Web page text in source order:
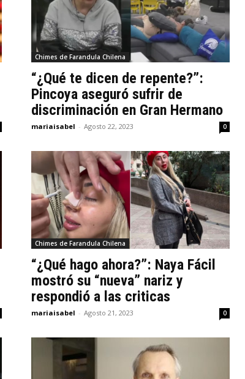
Chimes de Farandula Chilena
“¿Qué te dicen de repente?”:
Pincoya aseguró sufrir de
discriminación en Gran Hermano
mariaisabel - Agosto 22, 2023 0
Chimes de Farandula Chilena
“¿Qué hago ahora?”: Naya Fácil
mostró su “nueva” nariz y
respondió a las criticas
mariaisabel - Agosto 21, 2023 0